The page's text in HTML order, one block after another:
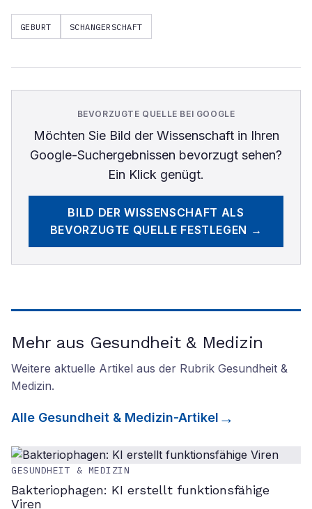
GEBURT SCHANGERSCHAFT
BEVORZUGTE QUELLE BEI GOOGLE
Möchten Sie Bild der Wissenschaftin Ihren
Google-Suchergebnissen bevorzugt sehen?
Ein Klick genügt.
BILD DER WISSENSCHAFT ALS
BEVORZUGTE QUELLE FESTLEGEN →
Mehr aus Gesundheit & Medizin
Weitere aktuelle Artikel aus der Rubrik Gesundheit &
Medizin.
Alle Gesundheit & Medizin-Artikel
GESUNDHEIT & MEDIZIN
Bakteriophagen: KI erstellt funktionsfähige
Viren